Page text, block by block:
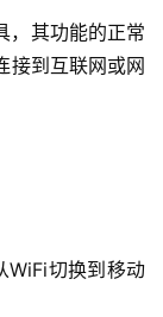
，其功能的正常
接到互联网或网
WiFi切换到移动